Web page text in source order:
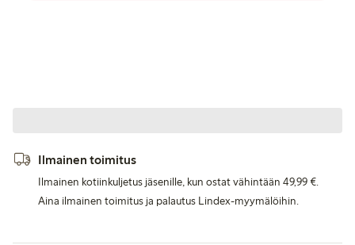
Ilmainen toimitus
Ilmainen kotiinkuljetus jäsenille, kun ostat vähintään 49,99 €.
Aina ilmainen toimitus ja palautus Lindex-myymälöihin.